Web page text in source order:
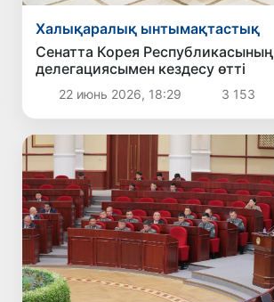
Халықаралық ынтымақтастық
Сенатта Корея Республикасының
делегациясымен кездесу өтті
22 июнь 2026, 18:29 3 153